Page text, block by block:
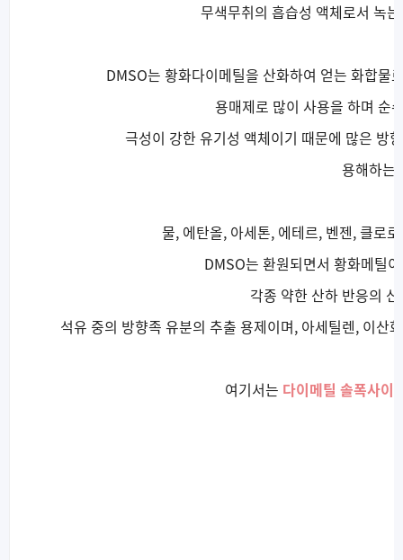
무색무취의 흡습성 액체로서 녹
DMSO는 황화다이메틸을 산화하여 얻는 화합물
용매제로 많이 사용을 하며 순
극성이 강한 유기성 액체이기 때문에 많은 방
용해하는
물, 에탄올, 아세톤, 에테르, 벤젠, 클로
DMSO는 환원되면서 황화메틸
각종 약한 산하 반응의
석유 중의 방향족 유분의 추출 용제이며, 아세틸렌, 이산
여기서는 다이메틸 솔폭사이